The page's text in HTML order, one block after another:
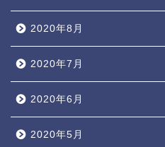
2020年8月
2020年7月
2020年6月
2020年5月